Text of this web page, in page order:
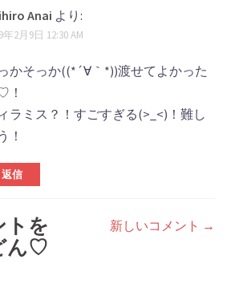
Anai より:
年2月9日 12:30 AM
かそっか((*´∀｀*))渡せてよかった
！
ラミス？！すごすぎる(>_<)！難し
！
返信
新しいコメント →
トを
ん♡